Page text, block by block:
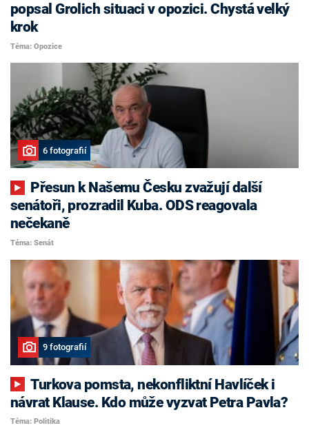
popsal Grolich situaci v opozici. Chystá velký
krok
Téma: Opozice
6 fotografií
senátoři, prozradil Kuba. ODS reagovala
nečekaně
Téma: Senát
9 fotografií
Turkova pomsta, nekonfliktní Havlíček i
návrat Klause. Kdo může vyzvat Petra Pavla?
Téma: Politika